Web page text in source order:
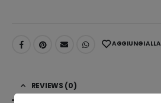
AGGIUNGI
REVIEWS (0)